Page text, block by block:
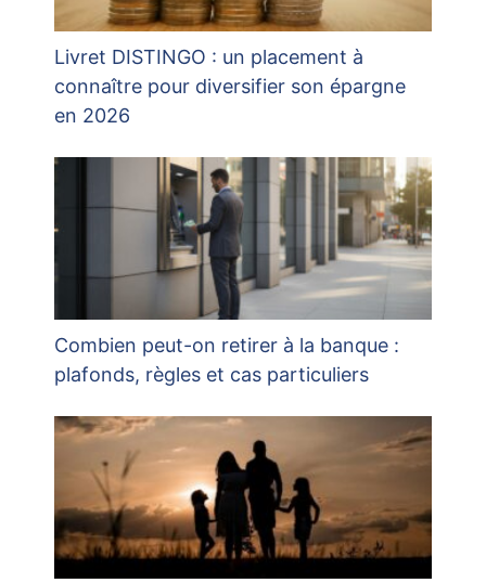
Livret DISTINGO : un placement à
connaître pour diversifier son épargne
en 2026
Combien peut-on retirer à la banque :
plafonds, règles et cas particuliers